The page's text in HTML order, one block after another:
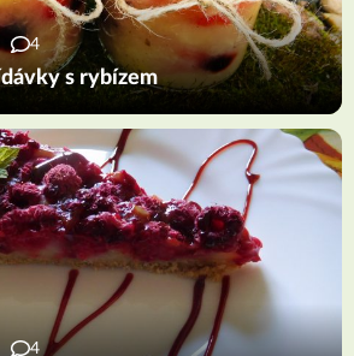
4
s rybízem
4